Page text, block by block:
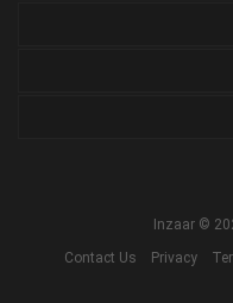
Inzaar ©
Contact Us
Privacy